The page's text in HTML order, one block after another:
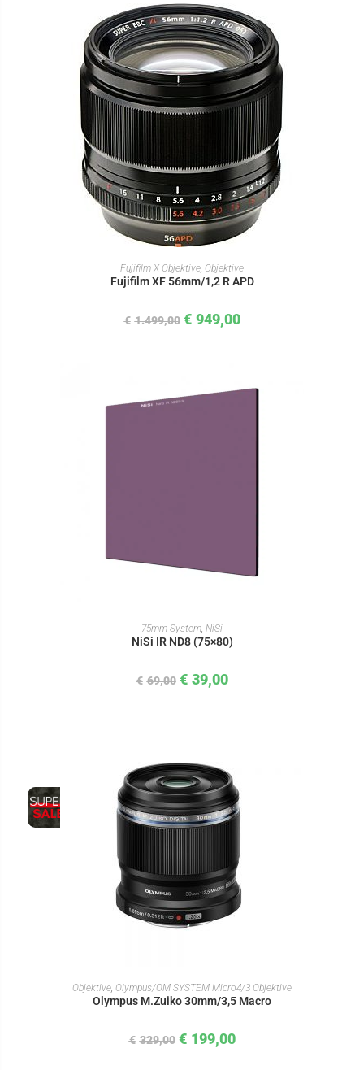
IN DEN WARENKORB
Fujifilm X Objektive, Objektive
Fujifilm XF 56mm/1,2 R APD
€ 1.499,00 € 949,00
IN DEN WARENKORB
75mm System NiSi
NiSi IR ND8 (75×80)
€ 69,00 € 39,00
IN DEN WARENKORB
Objektive, Olympus/OM SYSTEM Micro4/3 Objektive
Olympus M.Zuiko 30mm/3,5 Macro
€ 329,00 € 199,00